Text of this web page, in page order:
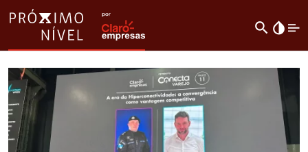
search invert_colors